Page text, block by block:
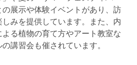
展示や体験イベントがあり、訪
みを提供しています。また、内
る植物の育て方やアート教室な
講習会も催されています。